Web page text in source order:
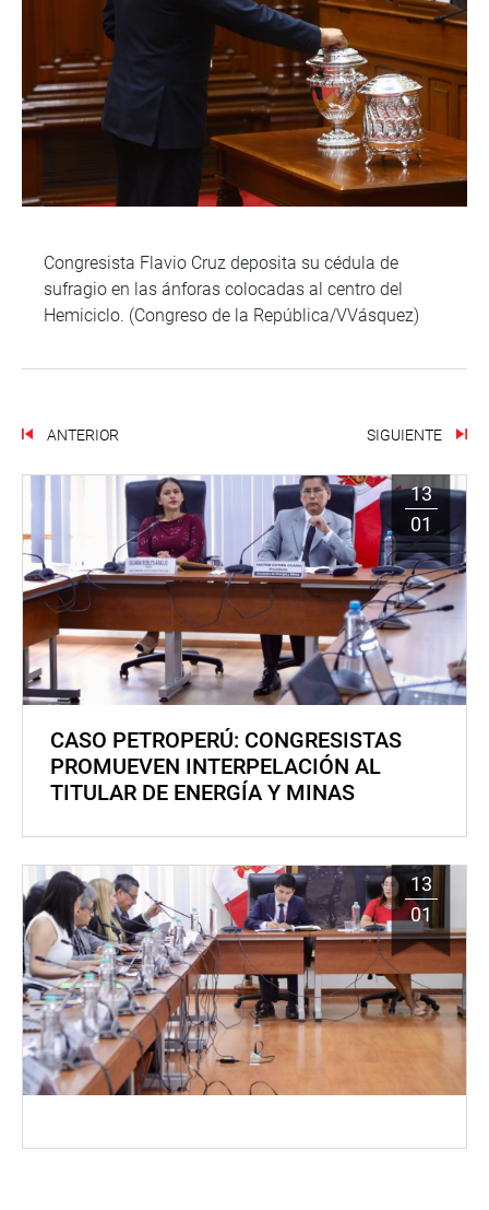
Congresista Flavio Cruz deposita su cédula de
sufragio en las ánforas colocadas al centro del
Hemiciclo. (Congreso de la República/VVásquez)
ANTERIOR SIGUIENTE
13
01
CASO PETROPERÚ: CONGRESISTAS
PROMUEVEN INTERPELACIÓN AL
TITULAR DE ENERGÍA Y MINAS
13
01